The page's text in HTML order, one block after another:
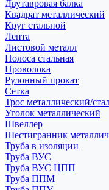
Двутавровая балка
Квадрат металлический
Круг стальной
Лента
Листовой металл
Полоса стальная
Проволока
Рулонный прокат
Сетка
Трос металлический/
Уголок металлический
Швеллер
Шестигранник
Труба в изоляции
Труба ВУС
Труба ВУС ЦПП
Труба ППМ